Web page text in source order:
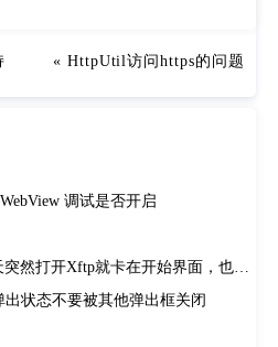
HttpUtil访问https的问题
调试是否开启
Xftp使用一直正常，但有一天突然打开Xftp就卡在开始界面，也无法打开默认的桌面文件夹。
状态不要被其他弹出框关闭